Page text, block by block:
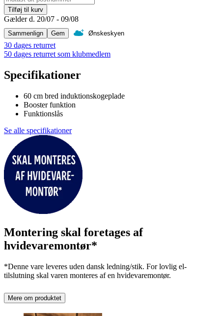
Tilføj til kurv
Gælder d. 20/07 - 09/08
Sammenlign Gem Ønskeskyen
30 dages returret
50 dages returret som klubmedlem
Specifikationer
60 cm bred induktionskogeplade
Booster funktion
Funktionslås
Se alle specifikationer
Montering skal foretages af
hvidevaremontør*
*Denne vare leveres uden dansk ledning/stik. For lovlig el-
tilslutning skal varen monteres af en hvidevaremontør.
Mere om produktet